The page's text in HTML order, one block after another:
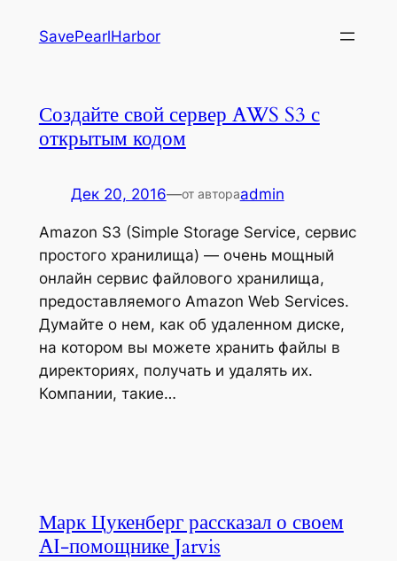
SavePearlHarbor
Создайте свой сервер AWS S3 с
открытым кодом
Дек 20, 2016—от автораadmin
Amazon S3 (Simple Storage Service, сервис
простого хранилища) — очень мощный
онлайн сервис файлового хранилища,
предоставляемого Amazon Web Services.
Думайте о нем, как об удаленном диске,
на котором вы можете хранить файлы в
директориях, получать и удалять их.
Компании, такие…
Марк Цукенберг рассказал о своем
AI-помощнике Jarvis